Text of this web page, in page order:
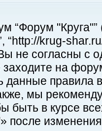
“Форум
“http://krug-
не согласны с
заходите на
данные правила
мы
быть в курсе
после